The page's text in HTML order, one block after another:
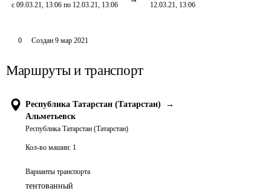
с 09.03.21, 13:06 по 12.03.21, 13:06
12.03.21, 13:06
0 Создан 9 мар 2021
Маршруты и транспорт
Республика Татарстан (Татарстан)
→
Альметьевск
Республика Татарстан (Татарстан)
Кол-во машин: 1
Варианты транспорта
тентованный